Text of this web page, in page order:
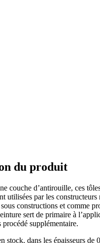
du produit
couche d’antirouille, ces
utilisées par les constructeurs
constructions et comme
sert de primaire à
supplémentaire.
stock, dans les épaisseurs de